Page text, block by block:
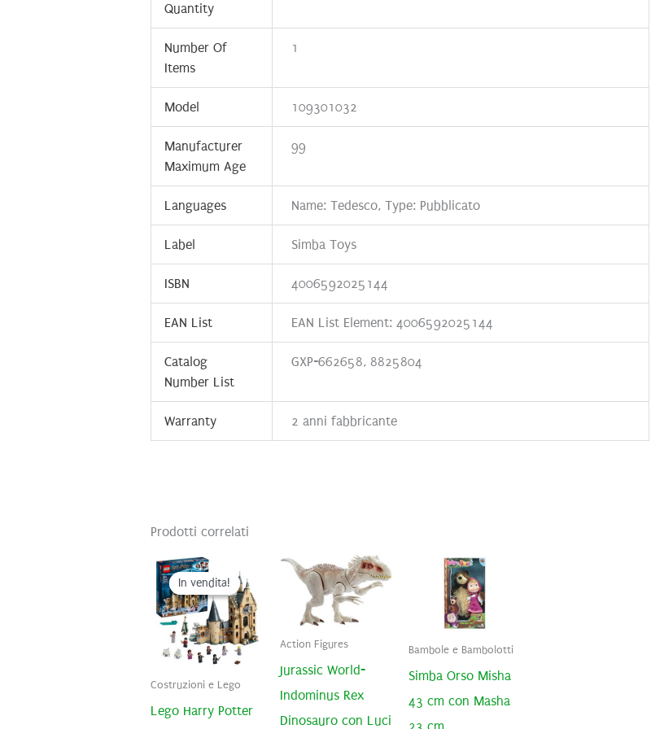
Quantity
Number Of
Items
1
Model 109301032
Manufacturer
Maximum Age
99
Languages Name: Tedesco, Type: Pubblicato
Label Simba Toys
ISBN 4006592025144
EAN List EAN List Element: 4006592025144
Catalog
Number List
GXP-662658, 8825804
Warranty 2 anni fabbricante
Prodotti correlati
In vendita!
In vendita!
Costruzioni e Lego
Lego Harry Potter
Action Figures
Jurassic World-
Indominus Rex
Dinosauro con Luci
Bambole e Bambolotti
Simba Orso Misha
43 cm con Masha